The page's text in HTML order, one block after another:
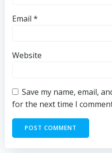
Email *
Website
Save my name, email,
for the next time I